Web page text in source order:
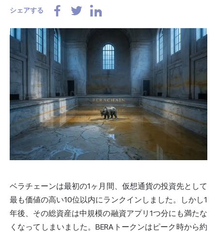
シェアする
ベラチェーンは最初の1ヶ月間、仮想通貨の投資先として
最も価値の高い10位以内にランクインしました。しかし1
年後、その総資産は中規模の融資アプリ1つ分にも満たな
くなってしまいました。BERAトークンはピーク時から約